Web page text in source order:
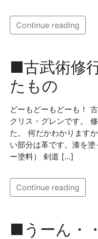
Continue reading
■古武術修
たもの
どーもどーもどーも！
クリス・グレンです。
た。 何だかわかります
い部分は革です。漆を
ー塗料） 剣道 […]
Continue reading
■うーん・